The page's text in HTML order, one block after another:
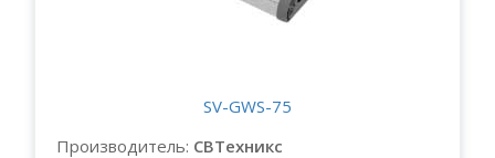
SV-GWS-75
Производитель: СВТехникс